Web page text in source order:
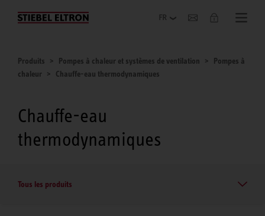
Entreprise
Produits Pompes à chaleur et systèmes de ventilation
Pompes à
chaleur
Chauffe-eau thermodynamiques
Chauffe-eau
thermodynamiques
Tous les produits